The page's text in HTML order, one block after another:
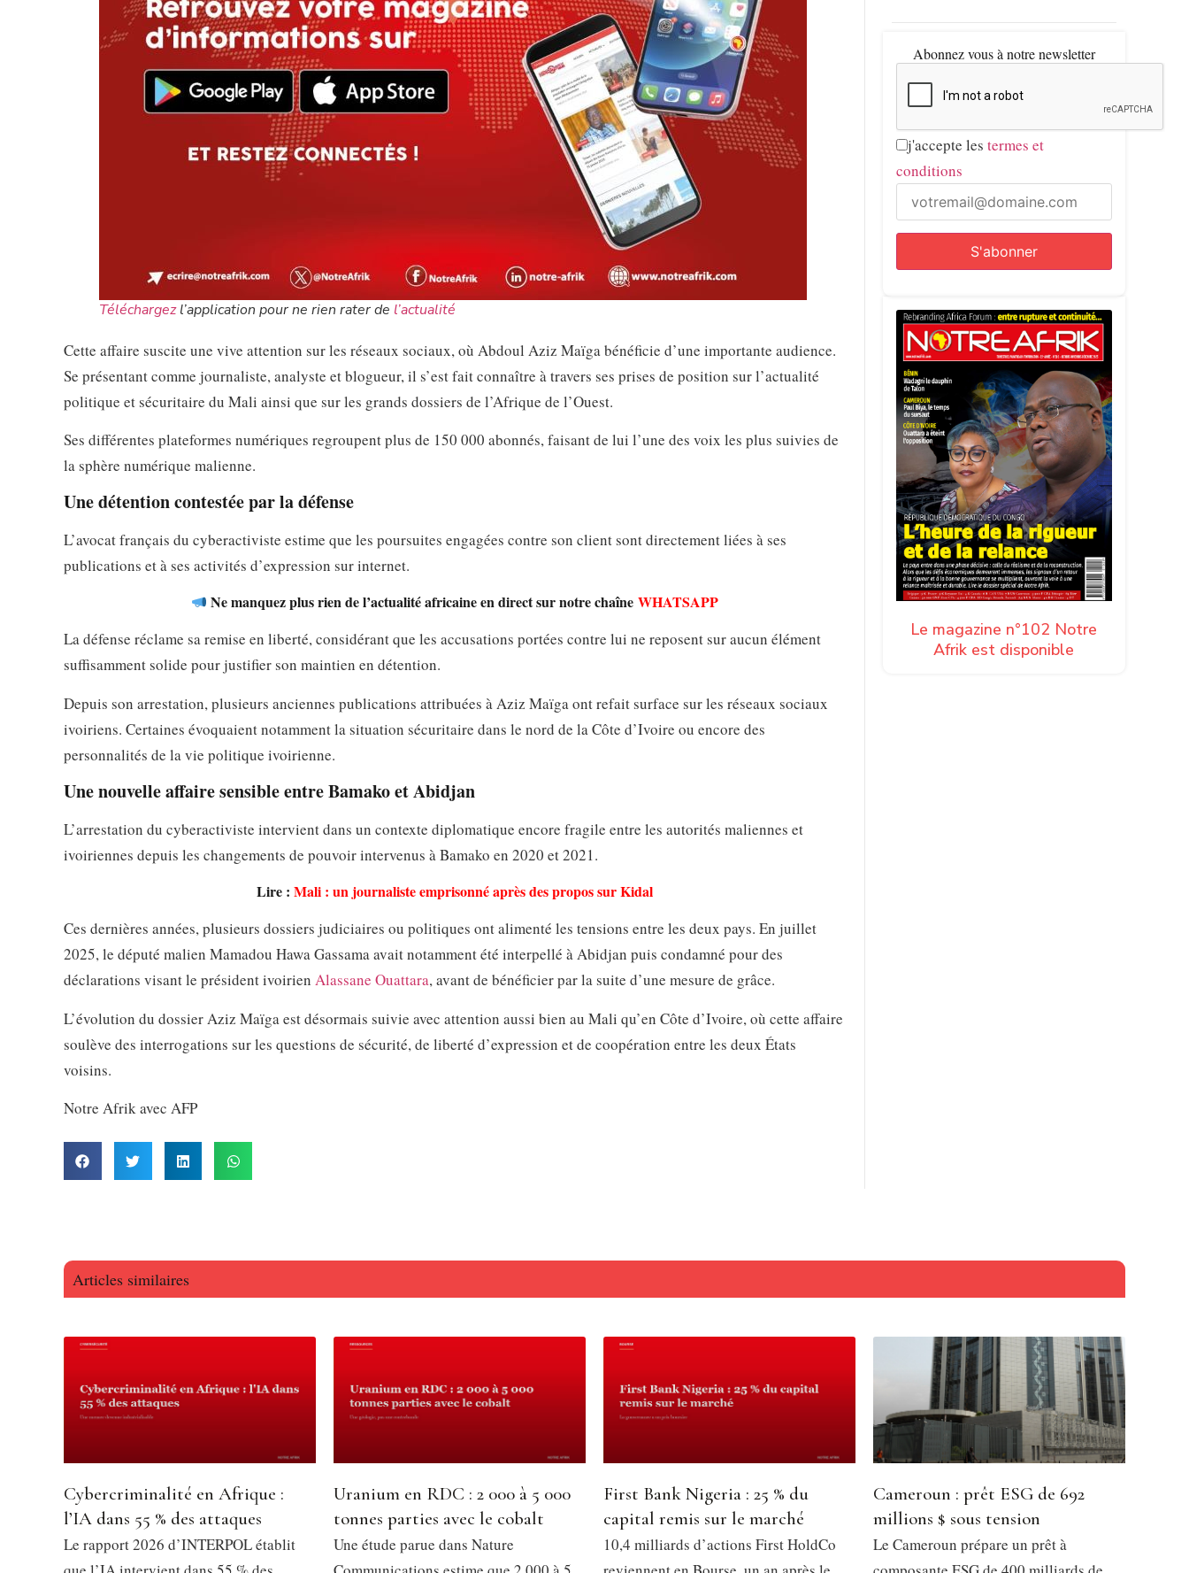
Téléchargezl’application pour ne rien rater de l’actualité
Cette affaire suscite une vive attention sur les réseaux sociaux, où Abdoul Aziz Maïga bénéficie d’une importante audience.
Se présentant comme journaliste, analyste et blogueur, il s’est fait connaître à travers ses prises de position sur l’actualité
politique et sécuritaire du Mali ainsi que sur les grands dossiers de l’Afrique de l’Ouest.
Ses différentes plateformes numériques regroupent plus de 150 000 abonnés, faisant de lui l’une des voix les plus suivies de
la sphère numérique malienne.
Une détention contestée par la défense
L’avocat français du cyberactiviste estime que les poursuites engagées contre son client sont directement liées à ses
publications et à ses activités d’expression sur internet.
Ne manquez plus rien de l’actualité africaine en direct sur notre chaîneWHATSAPP
La défense réclame sa remise en liberté, considérant que les accusations portées contre lui ne reposent sur aucun élément
suffisamment solide pour justifier son maintien en détention.
Depuis son arrestation, plusieurs anciennes publications attribuées à Aziz Maïga ont refait surface sur les réseaux sociaux
ivoiriens. Certaines évoquaient notamment la situation sécuritaire dans le nord de la Côte d’Ivoire ou encore des
personnalités de la vie politique ivoirienne.
Une nouvelle affaire sensible entre Bamako et Abidjan
L’arrestation du cyberactiviste intervient dans un contexte diplomatique encore fragile entre les autorités maliennes et
ivoiriennes depuis les changements de pouvoir intervenus à Bamako en 2020 et 2021.
Lire :Mali : un journaliste emprisonné après des propos sur Kidal
Ces dernières années, plusieurs dossiers judiciaires ou politiques ont alimenté les tensions entre les deux pays. En juillet
2025, le député malien Mamadou Hawa Gassama avait notamment été interpellé à Abidjan puis condamné pour des
déclarations visant le président ivoirien Alassane Ouattara, avant de bénéficier par la suite d’une mesure de grâce.
L’évolution du dossier Aziz Maïga est désormais suivie avec attention aussi bien au Mali qu’en Côte d’Ivoire, où cette affaire
soulève des interrogations sur les questions de sécurité, de liberté d’expression et de coopération entre les deux États
voisins.
Notre Afrik avec AFP
Abonnez vous à notre newsletter
j'accepte les termes et
conditions
Le magazine n°102 Notre
Afrik est disponible
Articles similaires
Cybercriminalité en Afrique :
l’IA dans 55 % des attaques
Le rapport 2026 d’INTERPOL établit
Uranium en RDC : 2 000 à 5 000
tonnes parties avec le cobalt
Une étude parue dans Nature
First Bank Nigeria : 25 % du
capital remis sur le marché
10,4 milliards d’actions First HoldCo
Cameroun : prêt ESG de 692
millions $ sous tension
Le Cameroun prépare un prêt à